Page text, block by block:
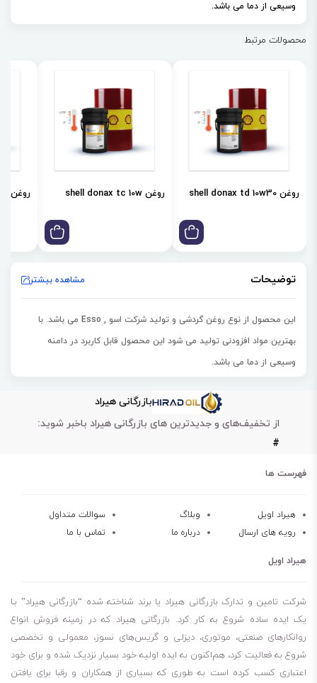
وسیعی از دما می باشد.
محصولات مرتبط
روغن shell donax td 10w30 روغن shell donax tc 10w روغن shell donax td 85w
توضیحات مشاهده بیشتر
این محصول از نوع روغن گردشی و تولید شرکت اسو , Esso می باشد. با
بهترین مواد افزودنی تولید می شود این محصول قابل کاربرد در دامنه
وسیعی از دما می باشد.
پایداری اکسیداسیون بالا
جلوگیری از تشکیل رسوبات
شاخص گرانروی خوب
مقاومت حرارتی
روغن گردشی اسو Nuto 100
روغن گردشی اسو Nuto 68
بازرگانی هیراد
از تخفیف‌های و جدیدترین های بازرگانی هیراد باخبر شوید:
#
فهرست ها
هیراد اویل وبلاگ
سوالات متداول
رویه های ارسال
درباره ما تماس با ما
هیراد اویل
شرکت تامین و تدارک بازرگانی هیراد یا برند شناخته شده “بازرگانی هیراد” بـا
یک ایده ساده شروع به کار کرد. بازرگانی هیراد که در زمینه فروش انواع
روانکارهای صنعتی، موتوری، دیزلی و گریس‌های نسوز، معمولی و تخصصی
شروع به فعالیت کرد، هم‌اکنون به ایده اولیه خود بسیار نزدیک شده و برای خود
اعتباری کسب کرده است به طوری که بسیاری از همکاران و رقبا برای یافتن